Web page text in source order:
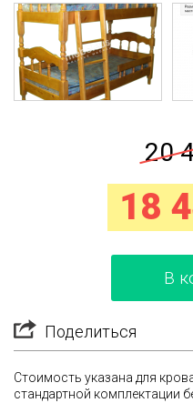
20
18
В
Поделиться
Стоимость указана для
стандартной комплектации